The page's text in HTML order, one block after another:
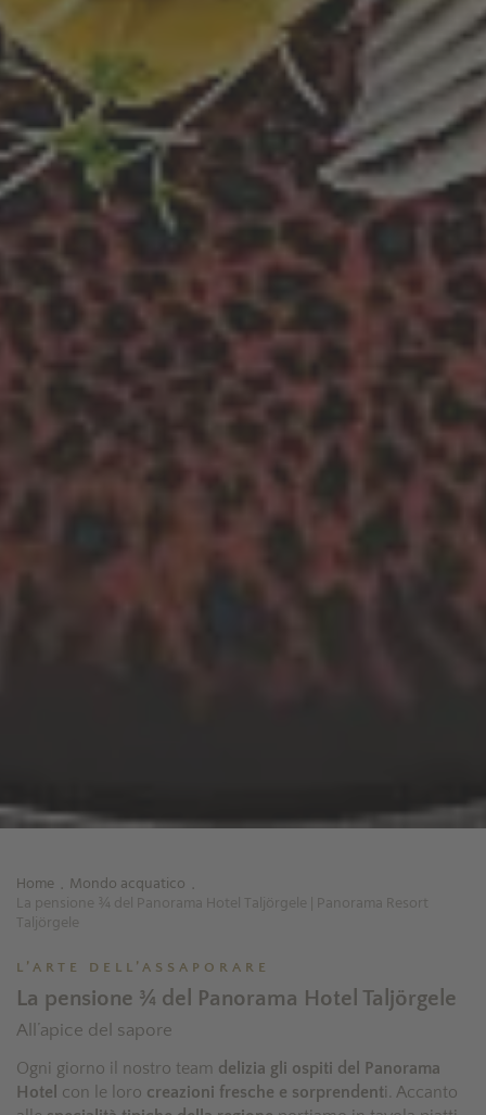
Home . Mondo acquatico .
La pensione ¾ del Panorama Hotel Taljörgele | Panorama Resort
Taljörgele
L’ARTE DELL’ASSAPORARE
La pensione ¾ del Panorama Hotel Taljörgele
All’apice del sapore
Ogni giorno il nostro team delizia gli ospiti del Panorama
Hotel con le loro creazioni fresche e sorprendenti. Accanto